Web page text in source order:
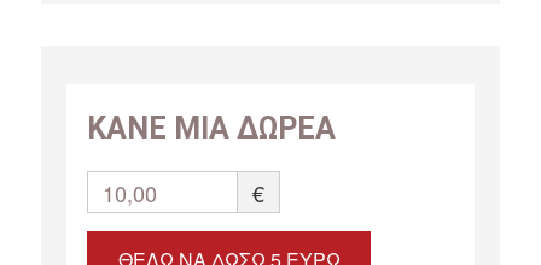
ΚΑΝΕ ΜΙΑ ΔΩΡΕΑ
10,00 €